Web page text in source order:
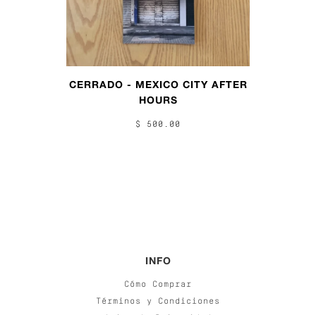
CERRADO - MEXICO CITY AFTER
HOURS
$ 500.00
INFO
Cómo Comprar
Términos y Condiciones